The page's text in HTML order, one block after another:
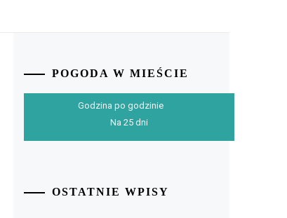
POGODA W MIEŚCIE
Godzina po godzinie
Na 25 dni
OSTATNIE WPISY